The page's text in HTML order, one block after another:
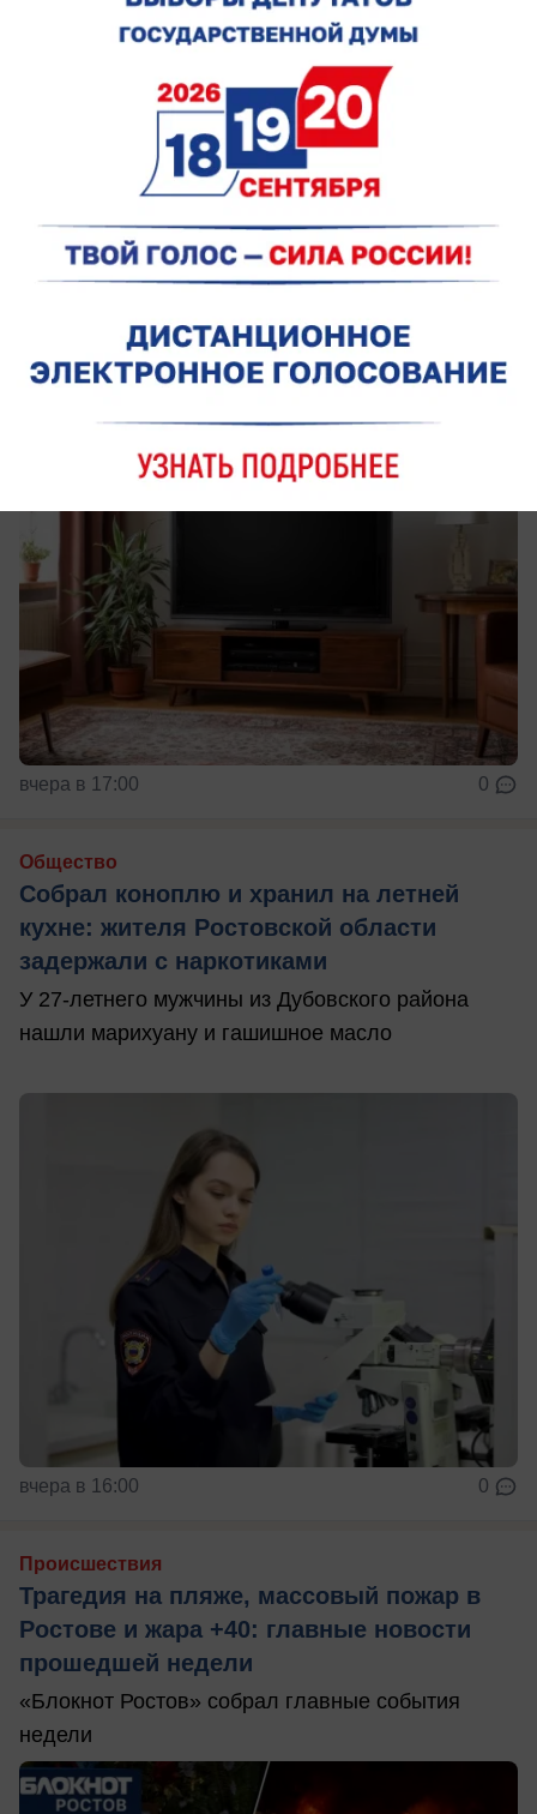
вчера в 18:00
Телевизоры и радио замолчат на
несколько часов: где в Ростовской
области отключат вещание
В нескольких районах Дона пройдут плановые
оборудовании
вчера в 17:00 0
Общество
Собрал коноплю и хранил на летней
кухне: жителя Ростовской области
задержали с наркотиками
У 27-летнего мужчины из Дубовского района
нашли марихуану и гашишное масло
вчера в 16:00 0
Происшествия
Трагедия на пляже, массовый пожар в
Ростове и жара +40: главные новости
прошедшей недели
«Блокнот Ростов» собрал главные события
недели